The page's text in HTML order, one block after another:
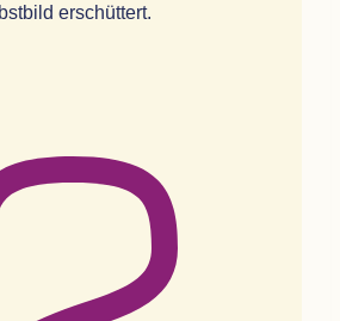
erschüttert.